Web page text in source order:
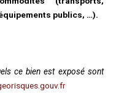
publics, …).
ce bien est exposé sont